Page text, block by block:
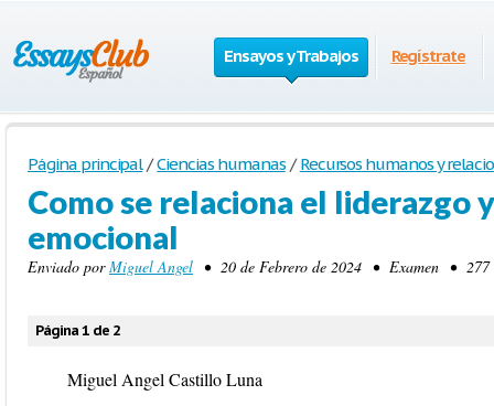
Ensayos y Trabajos Regístrate
Página principal / Ciencias humanas / Recursos humanos y
Como se relaciona el liderazgo
emocional
Enviado porMiguel Angel • 20 de Febrero de 2024 • Examen •
Página 1 de 2
Miguel Angel Castillo Luna